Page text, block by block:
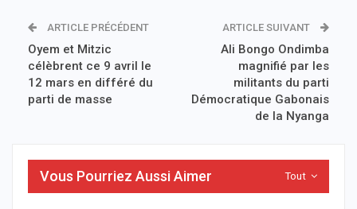
ARTICLE PRÉCÉDENT
Oyem et Mitzic
célèbrent ce 9 avril le
12 mars en différé du
parti de masse
ARTICLE SUIVANT
Ali Bongo Ondimba
magnifié par les
militants du parti
Démocratique Gabonais
de la Nyanga
Tout
Vous Pourriez Aussi Aimer